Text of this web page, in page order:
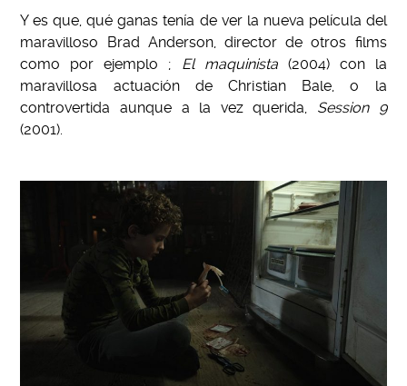
Y es que, qué ganas tenía de ver la nueva película del
maravilloso Brad Anderson, director de otros films
como por ejemplo ; El maquinista(2004) con la
maravillosa actuación de Christian Bale, o la
controvertida aunque a la vez querida, Session 9
(2001).